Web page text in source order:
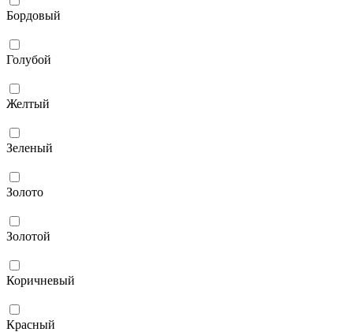
Бордовый
Голубой
Желтый
Зеленый
Золото
Золотой
Коричневый
Красный